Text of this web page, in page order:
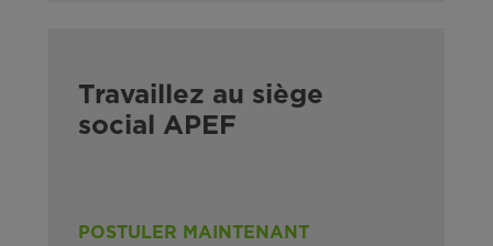
Travaillez au siège
social APEF
POSTULER MAINTENANT